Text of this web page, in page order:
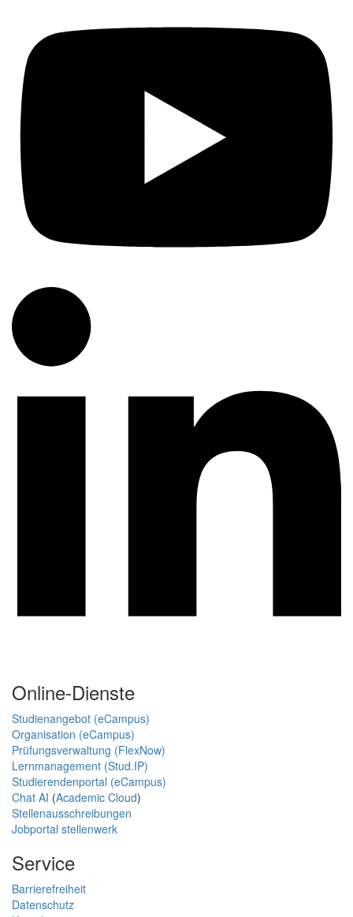
Online-Dienste
Studienangebot (eCampus)
Organisation (eCampus)
Prüfungsverwaltung (FlexNow)
Lernmanagement (Stud.IP)
Studierendenportal (eCampus)
Chat AI (Academic Cloud)
Stellenausschreibungen
Jobportal stellenwerk
Service
Barrierefreiheit
Datenschutz